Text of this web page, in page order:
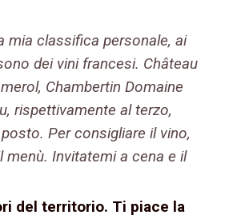
mia classifica personale, ai
dei vini francesi. Château
Chambertin Domaine
rispettivamente al terzo,
Per consigliare il vino,
menù. Invitatemi a cena e il
del territorio. Ti piace la